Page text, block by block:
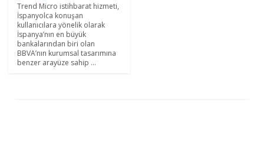
Trend Micro istihbarat hizmeti,
İspanyolca konuşan
kullanıcılara yönelik olarak
İspanya’nın en büyük
bankalarından biri olan
BBVA’nın kurumsal tasarımına
benzer arayüze sahip ...